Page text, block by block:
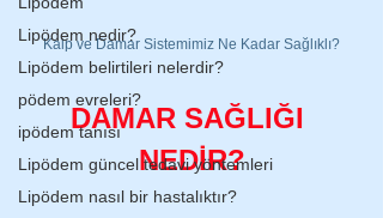
Lipödem nedir?
Lipödem belirtileri nelerdir?
pödem evreleri?
ipödem tanısı
Lipödem güncel tedavi yöntemleri
Lipödem nasıl bir hastalıktır?
Kalp ve Damar Sistemimiz Ne Kadar Sağlıklı?
DAMAR SAĞLIĞI
NEDİR?